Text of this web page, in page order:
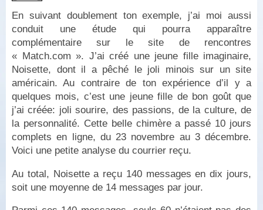
En suivant doublement ton exemple, j’ai moi aussi
conduit une étude qui pourra apparaître
complémentaire sur le site de rencontres
« Match.com ». J’ai créé une jeune fille imaginaire,
Noisette, dont il a pêché le joli minois sur un site
américain. Au contraire de ton expérience d’il y a
quelques mois, c’est une jeune fille de bon goût que
j’ai créée: joli sourire, des passions, de la culture, de
la personnalité. Cette belle chimère a passé 10 jours
complets en ligne, du 23 novembre au 3 décembre.
Voici une petite analyse du courrier reçu.
Au total, Noisette a reçu 140 messages en dix jours,
soit une moyenne de 14 messages par jour.